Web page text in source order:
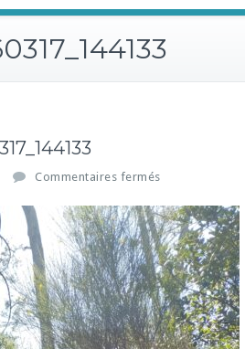
Commentaires fermés
r
I
M
G
_
2
0
2